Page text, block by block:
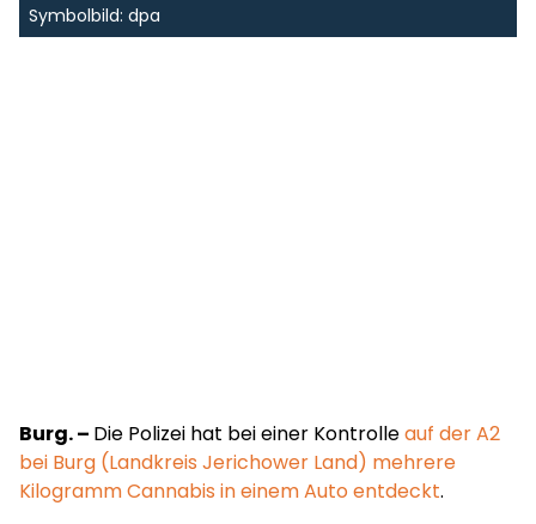
Symbolbild: dpa
Burg. – Die Polizei hat bei einer Kontrolleauf der A2
bei Burg (Landkreis Jerichower Land) mehrere
Kilogramm Cannabis in einem Auto entdeckt.